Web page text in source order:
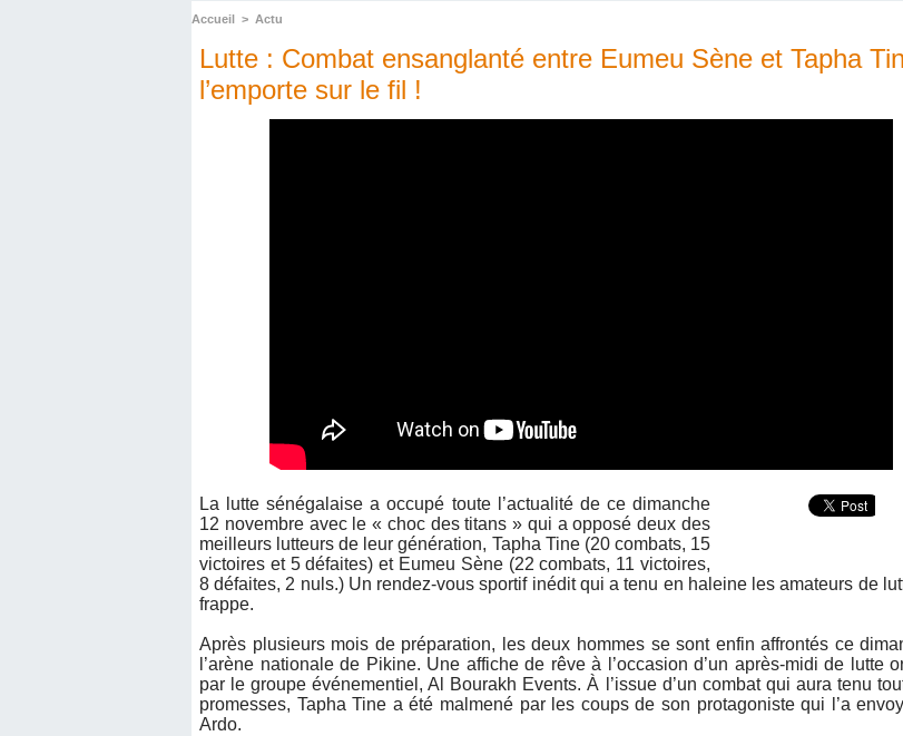
Accueil > Actu
Lutte : Combat ensanglanté entre Eumeu Sène et Tapha
l’emporte sur le fil !
La lutte sénégalaise a occupé toute l’actualité de ce dimanche
12 novembre avec le « choc des titans » qui a opposé deux des
meilleurs lutteurs de leur génération, Tapha Tine (20 combats, 15
victoires et 5 défaites) et Eumeu Sène (22 combats, 11 victoires,
8 défaites, 2 nuls.) Un rendez-vous sportif inédit qui a tenu en haleine les amateurs de
frappe.
Après plusieurs mois de préparation, les deux hommes se sont enfin affrontés ce
l’arène nationale de Pikine. Une affiche de rêve à l’occasion d’un après-midi de lutte
par le groupe événementiel, Al Bourakh Events. À l’issue d’un combat qui aura tenu
promesses, Tapha Tine a été malmené par les coups de son protagoniste qui l’a
Ardo.